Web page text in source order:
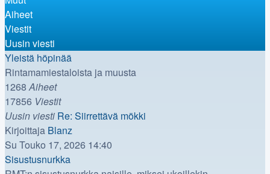
Aiheet
Viestit
Uusin viesti
Yleistä höpinää
Rintamamiestaloista ja muusta
1268Aiheet
17856 Viestit
Uusin viesti Re: Siirrettävä mökki
Kirjoittaja Blanz
uusin
Su Touko 17, 2026 14:40
Sisustusnurkka